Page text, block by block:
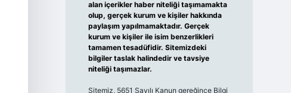
alan içerikler haber niteliği taşımamakta
olup, gerçek kurum ve kişiler hakkında
paylaşım yapılmamaktadır. Gerçek
kurum ve kişiler ile isim benzerlikleri
tamamen tesadüfidir. Sitemizdeki
bilgiler taslak halindedir ve tavsiye
niteliği taşımazlar.
Sitemiz, 5651 Sayılı Kanun gereğince Bilgi